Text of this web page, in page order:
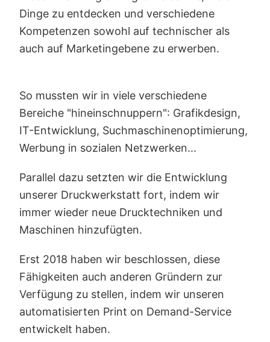
Dinge zu entdecken und verschiedene
Kompetenzen sowohl auf technischer als
auch auf Marketingebene zu erwerben.
So mussten wir in viele verschiedene
Bereiche "hineinschnuppern": Grafikdesign,
IT-Entwicklung, Suchmaschinenoptimierung,
Werbung in sozialen Netzwerken...
Parallel dazu setzten wir die Entwicklung
unserer Druckwerkstatt fort, indem wir
immer wieder neue Drucktechniken und
Maschinen hinzufügten.
Erst 2018 haben wir beschlossen, diese
Fähigkeiten auch anderen Gründern zur
Verfügung zu stellen, indem wir unseren
automatisierten Print on Demand-Service
entwickelt haben.